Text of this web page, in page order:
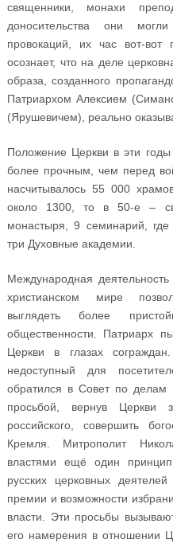
священники, монахи
доносительства они
провокаций, их час вот-вот
осознает, что на деле
образа, созданного
Патриархом Алексием
(Ярушевичем), реально
Положение Церкви в эти годы
более прочным, чем перед
насчитывалось 55 000
около 1300, то в 50-е –
монастыря, 9 семинарий,
три Духовные академии.
Международная
христианском мире
выглядеть более
общественности. Патриарх
Церкви в глазах
недоступный для
обратился в Совет по делам
просьбой, вернув Церкви
российского, совершить
Кремля. Митрополит
властями ещё один
русских церковных
премии и возможности
власти. Эти просьбы
его намерения в отношении